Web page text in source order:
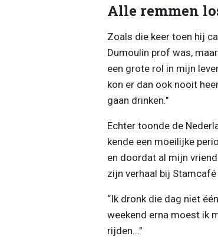
Alle remmen
Zoals die keer toen hij
Dumoulin prof was,
een grote rol in mijn
kon er dan ook nooit
gaan drinken."
Echter toonde de
kende een moeilijke
en doordat al mijn
zijn verhaal bij Stamcafé
“Ik dronk die dag niet
weekend erna moest ik
rijden..."